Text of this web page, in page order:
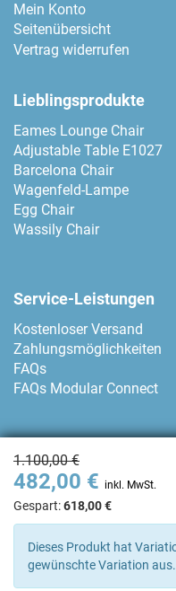
1.100,00 €
482,00 € inkl. MwSt.
Gespart:618,00 €
Dieses Produkt hat
gewünschte Variation aus.
Mein Konto
Seitenübersicht
Vertrag widerrufen
Lieblingsprodukte
Eames Lounge Chair
Adjustable Table E1027
Barcelona Chair
Wagenfeld-Lampe
Egg Chair
Wassily Chair
Service-Leistungen
Kostenloser Versand
Zahlungsmöglichkeiten
FAQs
FAQs Modular Connect
Zahlungsmethoden
Kontakt
+34 93 80 04 874